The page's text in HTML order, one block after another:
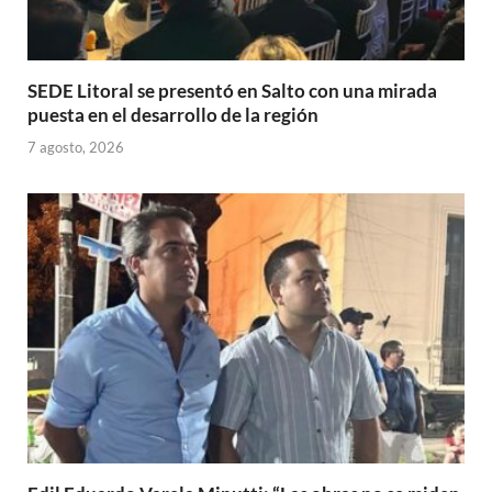
SEDE Litoral se presentó en Salto con una mirada
puesta en el desarrollo de la región
7 agosto, 2026